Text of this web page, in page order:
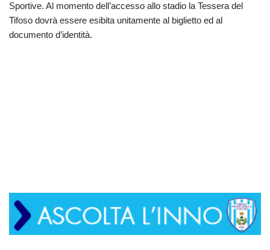
Sportive. Al momento dell’accesso allo stadio la Tessera del
Tifoso dovrà essere esibita unitamente al biglietto ed al
documento d’identità.